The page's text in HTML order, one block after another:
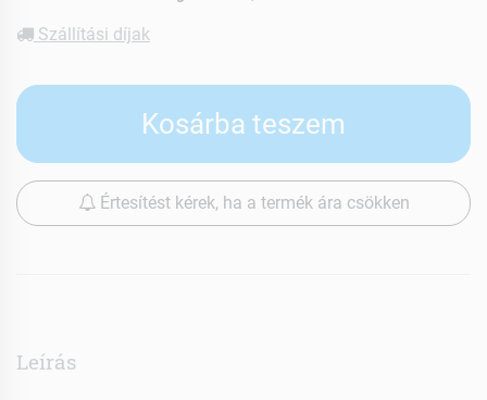
Szállítási díjak
Kosárba teszem
Értesítést kérek, ha a termék ára csökken
Leírás